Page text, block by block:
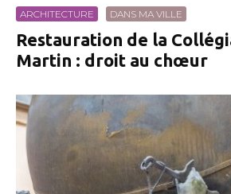
ARCHITECTURE DANS MA VILLE
Restauration de la
Martin : droit au chœur